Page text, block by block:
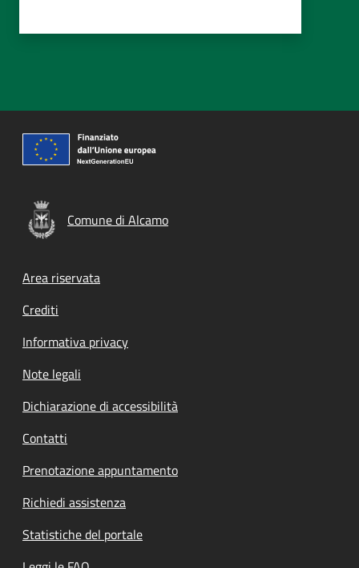
Comune di Alcamo
Footer menu
Area riservata
Crediti
Informativa privacy
Note legali
Dichiarazione di accessibilità
Contatti
Prenotazione appuntamento
Richiedi assistenza
Statistiche del portale